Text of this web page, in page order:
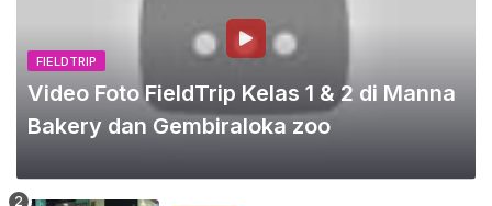
FIELDTRIP
Video Foto FieldTrip Kelas 1 & 2 di Manna
Bakery dan Gembiraloka zoo